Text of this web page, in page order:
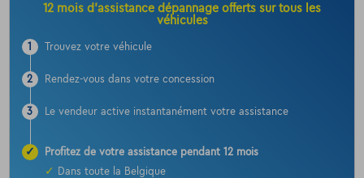
12 mois d’assistance dépannage offerts sur tous les
véhicules
1 Trouvez votre véhicule
2 Rendez-vous dans votre concession
3 Le vendeur active instantanément votre assistance
✓
Profitez de votre assistance pendant 12 mois
✓
Dans toute la Belgique